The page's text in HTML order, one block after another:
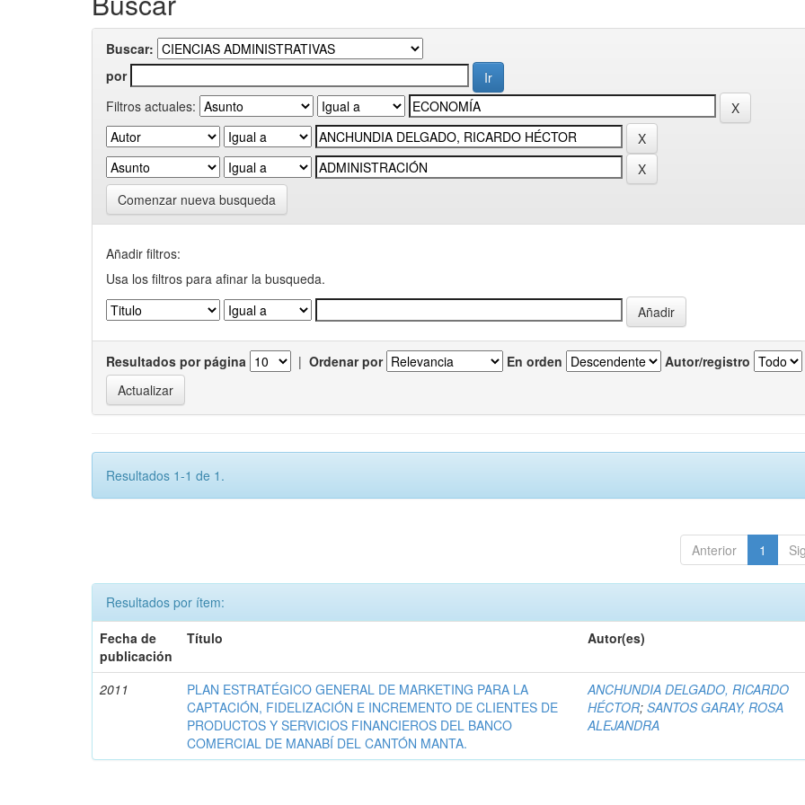
Buscar:
por
Filtros actuales:
Comenzar nueva busqueda
Añadir filtros:
Usa los filtros para afinar la busqueda.
Resultados por página | Ordenar por En orden Autor/registro
Resultados 1-1 de 1.
Anterior 1
Resultados por ítem:
Fecha de
publicación
Título Autor(es)
2011
PLAN ESTRATÉGICO GENERAL DE MARKETING PARA LA
CAPTACIÓN, FIDELIZACIÓN E INCREMENTO DE CLIENTES DE
PRODUCTOS Y SERVICIOS FINANCIEROS DEL BANCO
COMERCIAL DE MANABÍ DEL CANTÓN MANTA.
ANCHUNDIA DELGADO, RICARDO
HÉCTOR;SANTOS GARAY, ROSA
ALEJANDRA